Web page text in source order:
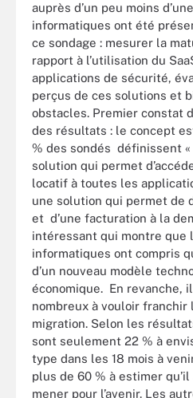
auprès d’un peu moins
informatiques ont été
ce sondage : mesurer la
rapport à l’utilisation du
applications de sécurité,
perçus de ces solutions et
obstacles. Premier constat
des résultats : le concept
% des sondés définissent «
solution qui permet
locatif à toutes les
une solution qui permet de
et d’une facturation à la
intéressant qui montre que
informatiques ont compris
d’un nouveau modèle
économique. En revanche,
nombreux à vouloir franchir
migration. Selon les
sont seulement 22 % à
type dans les 18 mois à
plus de 60 % à estimer qu’il
mener pour l’avenir. Les